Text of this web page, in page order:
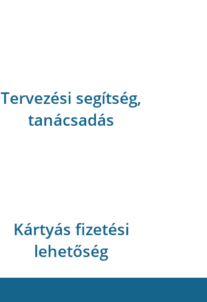
Tervezési segítség,
tanácsadás
Kártyás fizetési
lehetőség